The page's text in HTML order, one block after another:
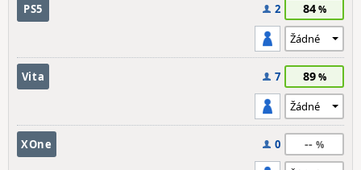
PS5 2 84
Vita 7 89
XOne 0 --